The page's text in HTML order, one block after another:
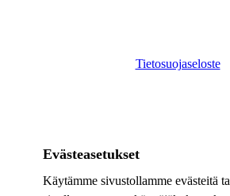
Tietosuojaseloste
Evästeasetukset
Käytämme sivustollamme evästeitä